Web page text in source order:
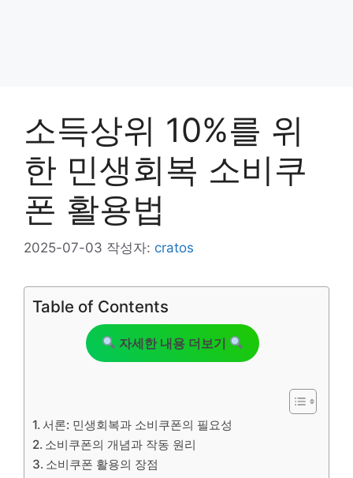
소득상위 10%를 위
한 민생회복 소비쿠
폰 활용법
2025-07-03 작성자: cratos
Table of Contents
자세한 내용 더보기
서론: 민생회복과 소비쿠폰의 필요성
소비쿠폰의 개념과 작동 원리
소비쿠폰 활용의 장점